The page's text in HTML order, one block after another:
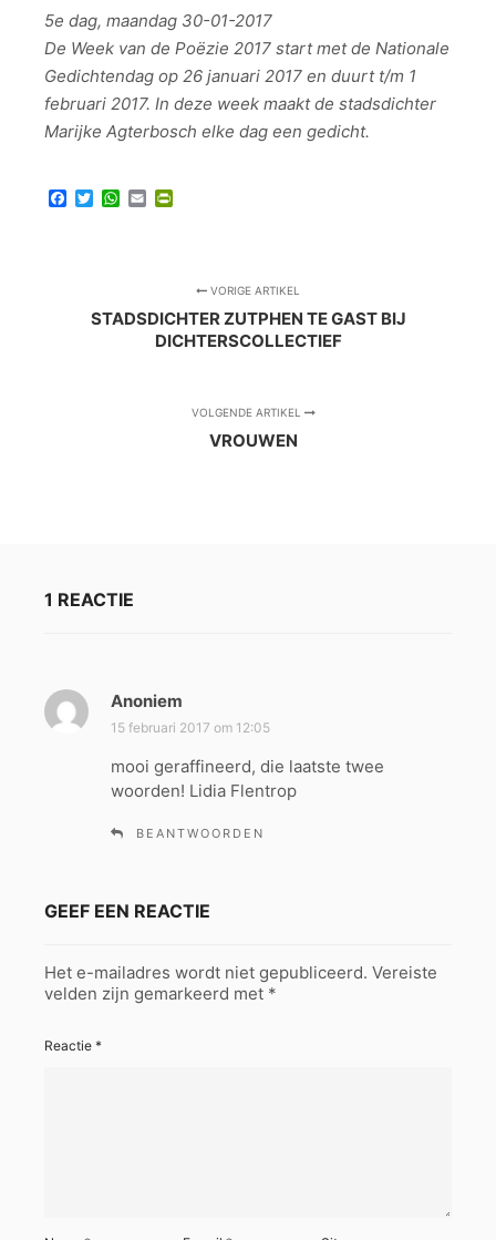
5e dag, maandag 30-01-2017
De Week van de Poëzie 2017 start met de Nationale
Gedichtendag op 26 januari 2017 en duurt t/m 1
februari 2017. In deze week maakt de stadsdichter
Marijke Agterbosch elke dag een gedicht.
Facebook
TwitterWhatsApp
Email
VORIGE ARTIKEL
STADSDICHTER ZUTPHEN TE GAST BIJ
DICHTERSCOLLECTIEF
VOLGENDE ARTIKEL
VROUWEN
1 REACTIE
Anoniem
c
r
e
15 februari 2017 om 12:05
mooi geraffineerd, die laatste twee
woorden! Lidia Flentrop
BEANTWOORDEN
GEEF EEN REACTIE
Het e-mailadres wordt niet gepubliceerd. Vereiste
velden zijn gemarkeerd met *
Reactie *